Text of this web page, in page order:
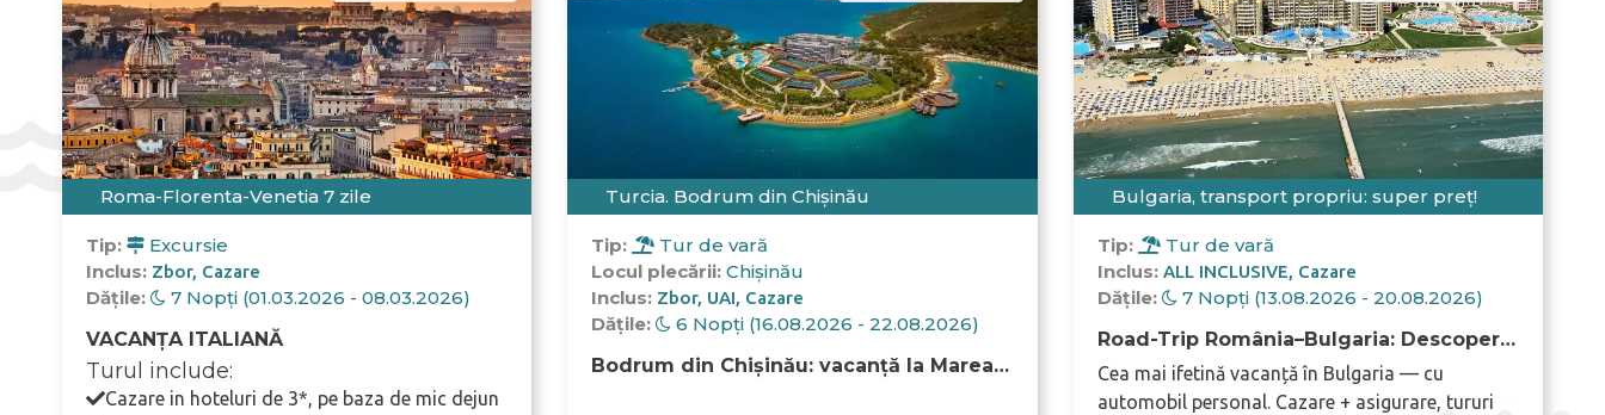
Roma-Florenta-Venetia 7 zile
Tip:
Excursie
Inclus: Zbor Cazare
Dățile:
7 Nopți (01.03.2026 - 08.03.2026)
VACANȚA ITALIANĂ
Turul include:
Cazare in hoteluri de 3*, pe baza de mic dejun
Turcia. Bodrum din Chișinău
Tip:
Tur de vară
Locul plecării:Chișinău
Inclus: Zbor UAI Cazare
Dățile:
6 Nopți (16.08.2026 - 22.08.2026)
Bodrum din Chișinău: vacanță la Marea
Bulgaria, transport propriu: super preț!
Tip:
Tur de vară
Inclus: ALL INCLUSIVE Cazare
Dățile:
7 Nopți (13.08.2026 - 20.08.2026)
Road-Trip România–Bulgaria: Descoperă
Marea Neagră La Volanul Tău
Cea mai ifetină vacanță în Bulgaria — cu
automobil personal. Cazare + asigurare, tururi